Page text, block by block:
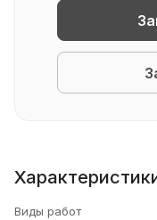
Виды работ